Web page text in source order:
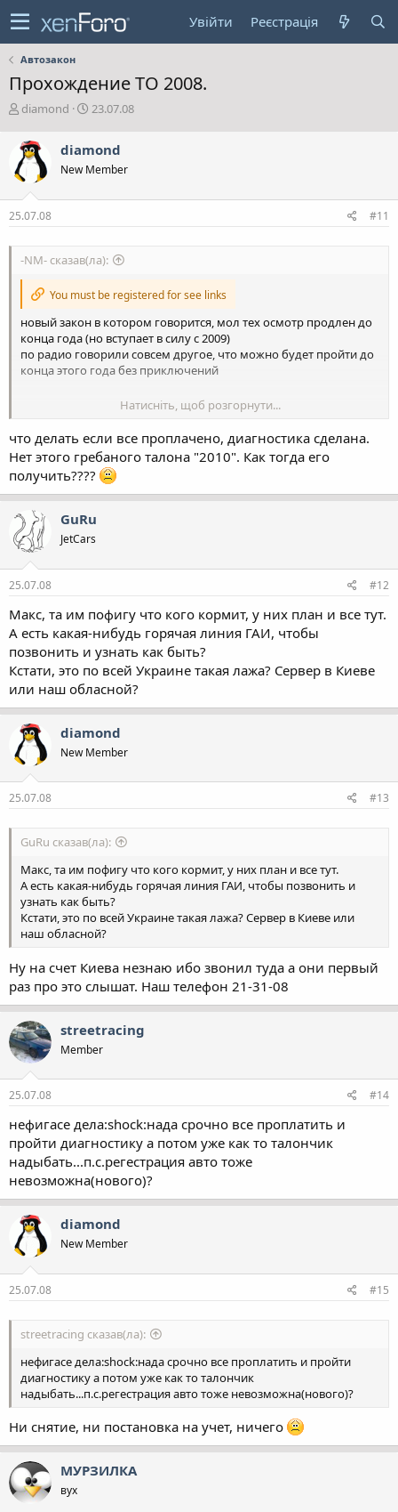
Увійти Реєстрація
Автозакон
Прохождение ТО 2008.
А
т
о
р
т
е
м
diamond
Д
а
с
в
н
я
23.07.08
diamond
New Member
25.07.08 #11
-NM- сказав(ла):
You must be registered for see links
новый закон в котором говорится, мол тех осмотр продлен до
конца года (но вступает в силу с 2009)
по радио говорили совсем другое, что можно будет пройти до
конца этого года без приключений
сервер в ГАИ долго работать не будет
Натисніть, щоб розгорнути...
что делать если все проплачено, диагностика сделана.
Нет этого гребаного талона "2010". Как тогда его
получить????
GuRu
JetCars
25.07.08 #12
Макс, та им пофигу что кого кормит, у них план и все тут.
А есть какая-нибудь горячая линия ГАИ, чтобы
позвонить и узнать как быть?
Кстати, это по всей Украине такая лажа? Сервер в Киеве
или наш обласной?
diamond
New Member
25.07.08 #13
GuRu сказав(ла):
Макс, та им пофигу что кого кормит, у них план и все тут.
А есть какая-нибудь горячая линия ГАИ, чтобы позвонить и
узнать как быть?
Кстати, это по всей Украине такая лажа? Сервер в Киеве или
наш обласной?
Ну на счет Киева незнаю ибо звонил туда а они первый
раз про это слышат. Наш телефон 21-31-08
streetracing
Member
25.07.08 #14
нефигасе дела:shock:нада срочно все проплатить и
пройти диагностику а потом уже как то талончик
надыбать...п.с.регестрация авто тоже
невозможна(нового)?
diamond
New Member
25.07.08 #15
streetracing сказав(ла):
нефигасе дела:shock:нада срочно все проплатить и пройти
диагностику а потом уже как то талончик
надыбать...п.с.регестрация авто тоже невозможна(нового)?
Ни снятие, ни постановка на учет, ничего
МУРЗИЛКА
вух